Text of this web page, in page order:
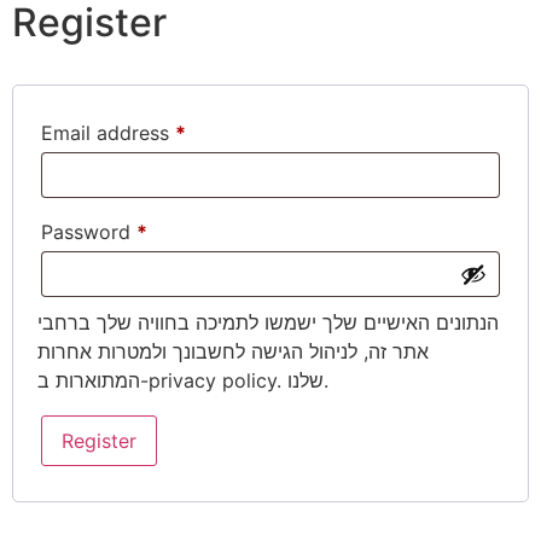
באתר מקבלים מגוון
אמצעי תשלום:
מוצרים נוספים שגם תאהבו
Register
Email address *
Password *
הנתונים האישיים שלך ישמשו לתמיכה בחוויה שלך ברחבי
אתר זה, לניהול הגישה לחשבונך ולמטרות אחרות
המתוארות ב-privacy policy . שלנו.
Register